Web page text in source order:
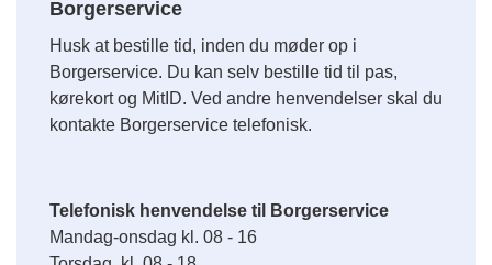
Borgerservice
Husk at bestille tid, inden du møder op i
Borgerservice. Du kan selv bestille tid til pas,
kørekort og MitID. Ved andre henvendelser skal du
kontakte Borgerservice telefonisk.
Telefonisk henvendelse til Borgerservice
Mandag-onsdag kl. 08 - 16